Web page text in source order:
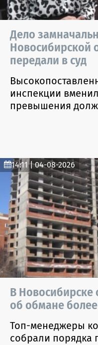
Дело
Новосибирской
передали в суд
инспекции
превышения
14:11 | 04-08-2026
В Новосибирске
об обмане
Топ-менеджеры
собрали порядка